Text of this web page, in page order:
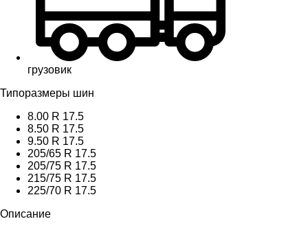
грузовик
Типоразмеры шин
8.00 R 17.5
8.50 R 17.5
9.50 R 17.5
205/65 R 17.5
205/75 R 17.5
215/75 R 17.5
225/70 R 17.5
Описание